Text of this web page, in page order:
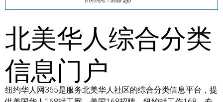
北美华人综合分类
信息门户
纽约华人网365是服务北美华人社区的综合分类信息平台，提